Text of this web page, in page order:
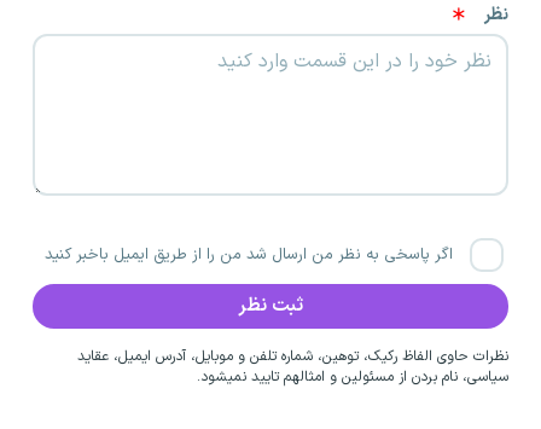
نظر
اگر پاسخی به نظر من ارسال شد من را از طریق ایمیل باخبر کنید
نظرات حاوی الفاظ رکیک، توهین، شماره تلفن و موبایل، آدرس ایمیل، عقاید
سیاسی، نام بردن از مسئولین و امثالهم تایید نمیشود.